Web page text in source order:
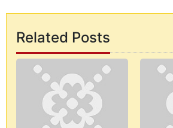
Related Posts